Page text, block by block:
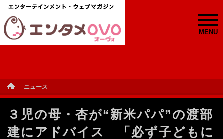
MENU
ニュース
３児の母・杏が“新米パパ”の渡部
建にアドバイス 「必ず子どもに